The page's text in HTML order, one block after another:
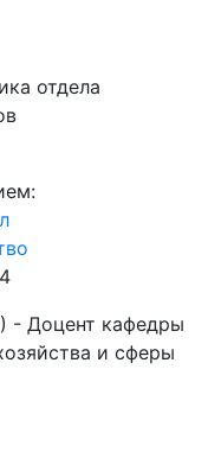
отдела
Доцент кафедры
и сферы